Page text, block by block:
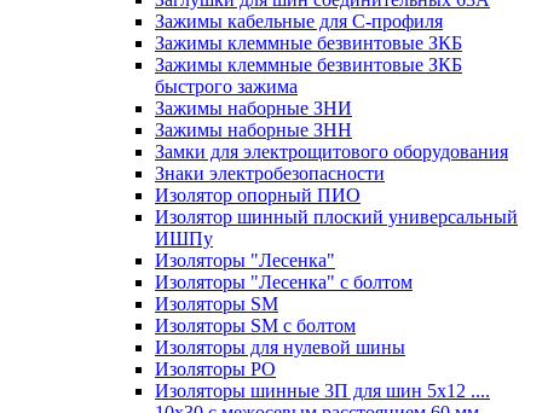
Зажимы кабельные для С-профиля
Зажимы клеммные безвинтовые ЗКБ
Зажимы клеммные безвинтовые ЗКБ
быстрого зажима
Зажимы наборные ЗНИ
Зажимы наборные ЗНН
Замки для электрощитового оборудования
Знаки электробезопасности
Изолятор опорный ПИО
Изолятор шинный плоский универсальный
ИШПу
Изоляторы "Лесенка"
Изоляторы "Лесенка" с болтом
Изоляторы SM
Изоляторы SM c болтом
Изоляторы для нулевой шины
Изоляторы РО
Изоляторы шинные 3П для шин 5х12 ....